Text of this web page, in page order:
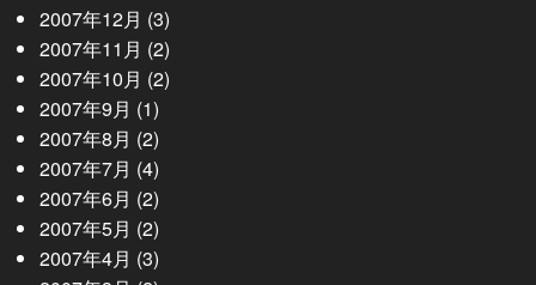
2007年12月 (3)
2007年11月 (2)
2007年10月 (2)
2007年9月 (1)
2007年8月 (2)
2007年7月 (4)
2007年6月 (2)
2007年5月 (2)
2007年4月 (3)